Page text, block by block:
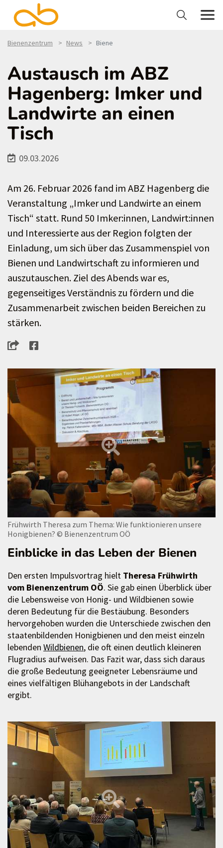
Bienenzentrum News Biene
Austausch im ABZ
Hagenberg: Imker und
Landwirte an einen
Tisch
09.03.2026
Am 26. Februar 2026 fand im ABZ Hagenberg die
Veranstaltung „Imker und Landwirte an einem
Tisch“ statt. Rund 50 Imker:innen, Landwirt:innen
und Interessierte aus der Region folgten der
Einladung, um sich über das Zusammenspiel von
Bienen und Landwirtschaft zu informieren und
auszutauschen. Ziel des Abends war es,
gegenseitiges Verständnis zu fördern und die
Zusammenarbeit zwischen beiden Bereichen zu
stärken.
Frühwirth Theresa zum Thema: Wie funktionieren unsere
Honigbienen? © Bienenzentrum OÖ
Einblicke in das Leben der Bienen
Den ersten Impulsvortrag hielt Theresa Frühwirth
vom Bienenzentrum OÖ. Sie gab einen Überblick über
die Lebensweise von Honig- und Wildbienen sowie
deren Bedeutung für die Bestäubung. Besonders
hervorgehoben wurden die Unterschiede zwischen den
staatenbildenden Honigbienen und den meist einzeln
lebenden Wildbienen, die oft einen deutlich kleineren
Flugradius aufweisen. Das Fazit war, dass sich daraus
die große Bedeutung geeigneter Lebensräume und
eines vielfältigen Blühangebots in der Landschaft
ergibt.